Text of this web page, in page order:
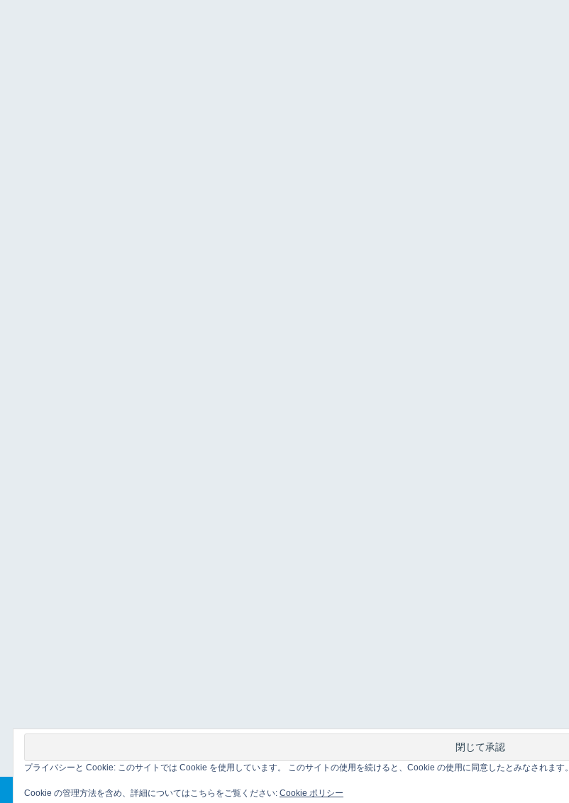
プライバシーと Cookie: このサイトでは Cookie を使用しています。 このサイトの使用を続けると、Cookie の使用に同意したとみなされます。
Cookie の管理方法を含め、詳細についてはこちらをご覧ください: Cookie ポリシー